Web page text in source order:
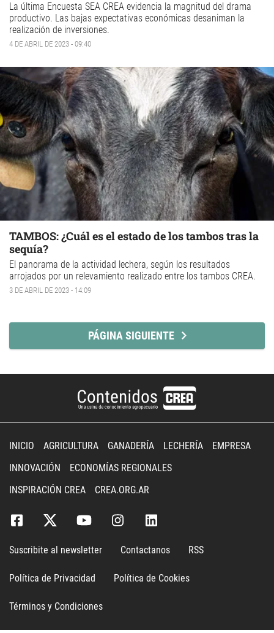
La última Encuesta SEA CREA evidencia la magnitud del drama
productivo. Las bajas expectativas económicas desaniman la
realización de inversiones.
4 DE ABRIL DE 2023 - 09:40
TAMBOS: ¿Cuál es el estado de los tambos tras la
sequía?
El panorama de la actividad lechera, según los resultados
arrojados por un relevamiento realizado entre los tambos CREA.
3 DE ABRIL DE 2023 - 14:09
PÁGINA SIGUIENTE
INICIO AGRICULTURA GANADERÍA LECHERÍA
EMPRESA
INNOVACIÓN
ECONOMÍAS REGIONALES
INSPIRACIÓN CREA
CREA.ORG.AR
Suscribite al newsletter Contactanos RSS
Política de Privacidad Política de Cookies
Términos y Condiciones